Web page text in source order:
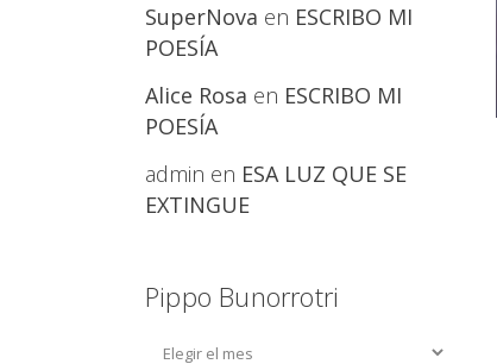
SuperNova en ESCRIBO MI
POESÍA
Alice Rosa en ESCRIBO MI
POESÍA
admin en ESA LUZ QUE SE
EXTINGUE
Pippo Bunorrotri